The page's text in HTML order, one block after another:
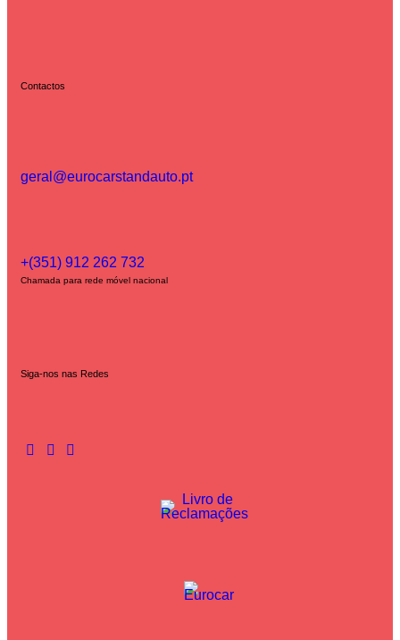
Contactos
geral@eurocarstandauto.pt
+(351) 912 262 732
Chamada para rede móvel nacional
Siga-nos nas Redes